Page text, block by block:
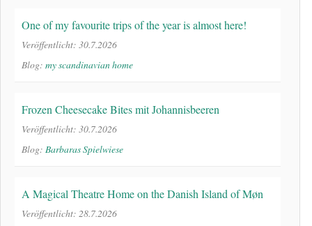
One of my favourite trips of the year is almost here!
Veröffentlicht: 30.7.2026
Blog: my scandinavian home
Frozen Cheesecake Bites mit Johannisbeeren
Veröffentlicht: 30.7.2026
Blog: Barbaras Spielwiese
A Magical Theatre Home on the Danish Island of Møn
Veröffentlicht: 28.7.2026